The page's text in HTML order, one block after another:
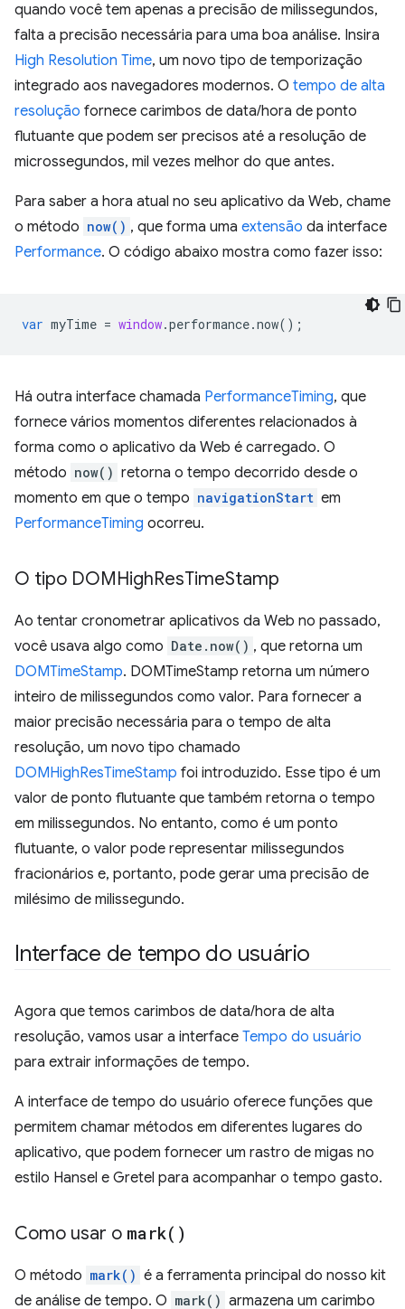
quando você tem apenas a precisão de milissegundos,
falta a precisão necessária para uma boa análise. Insira
High Resolution Time, um novo tipo de temporização
integrado aos navegadores modernos. O tempo de alta
resolução fornece carimbos de data/hora de ponto
flutuante que podem ser precisos até a resolução de
microssegundos, mil vezes melhor do que antes.
Para saber a hora atual no seu aplicativo da Web, chame
o método now() , que forma uma extensão da interface
Performance. O código abaixo mostra como fazer isso:
var myTime = window.performance.now();
Há outra interface chamada PerformanceTiming, que
fornece vários momentos diferentes relacionados à
forma como o aplicativo da Web é carregado. O
método now() retorna o tempo decorrido desde o
momento em que o tempo navigationStart em
PerformanceTiming ocorreu.
O tipo DOMHighResTimeStamp
Ao tentar cronometrar aplicativos da Web no passado,
você usava algo como Date.now() , que retorna um
DOMTimeStamp. DOMTimeStamp retorna um número
inteiro de milissegundos como valor. Para fornecer a
maior precisão necessária para o tempo de alta
resolução, um novo tipo chamado
DOMHighResTimeStamp foi introduzido. Esse tipo é um
valor de ponto flutuante que também retorna o tempo
em milissegundos. No entanto, como é um ponto
flutuante, o valor pode representar milissegundos
fracionários e, portanto, pode gerar uma precisão de
milésimo de milissegundo.
Interface de tempo do usuário
Agora que temos carimbos de data/hora de alta
resolução, vamos usar a interface Tempo do usuário
para extrair informações de tempo.
A interface de tempo do usuário oferece funções que
permitem chamar métodos em diferentes lugares do
aplicativo, que podem fornecer um rastro de migas no
estilo Hansel e Gretel para acompanhar o tempo gasto.
Como usar o mark( )
O método mark() é a ferramenta principal do nosso kit
de análise de tempo. O mark() armazena um carimbo